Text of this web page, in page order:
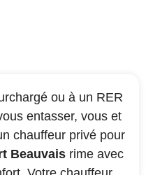
ou à un RER
entasser, vous et
chauffeur privé pour
Beauvaisrime avec